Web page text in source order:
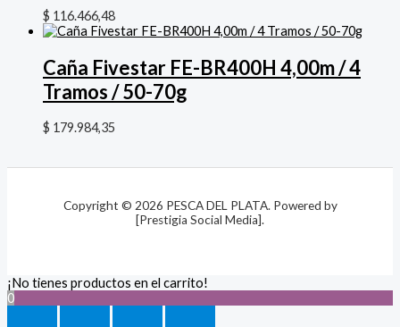
$ 116.466,48
Caña Fivestar FE-BR400H 4,00m / 4
Tramos / 50-70g
$ 179.984,35
Copyright © 2026 PESCA DEL PLATA. Powered by
[Prestigia Social Media].
¡No tienes productos en el carrito!
0